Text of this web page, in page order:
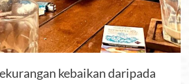
kebaikan daripada